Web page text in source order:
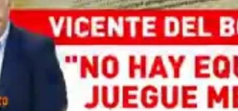
de 2024, 01:06
ha sido un día muy movidito en
de jugadores en la previa del
de final se juegan este miércoles y
está más 'caliente'.